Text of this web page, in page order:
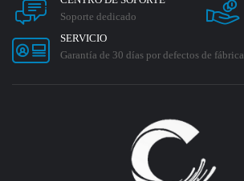
Soporte dedicado
SERVICIO
Garantía de 30 días por defectos de fábrica.